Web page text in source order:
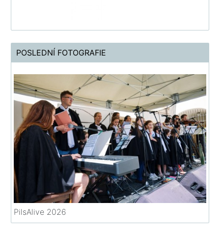
POSLEDNÍ FOTOGRAFIE
PilsAlive 2026